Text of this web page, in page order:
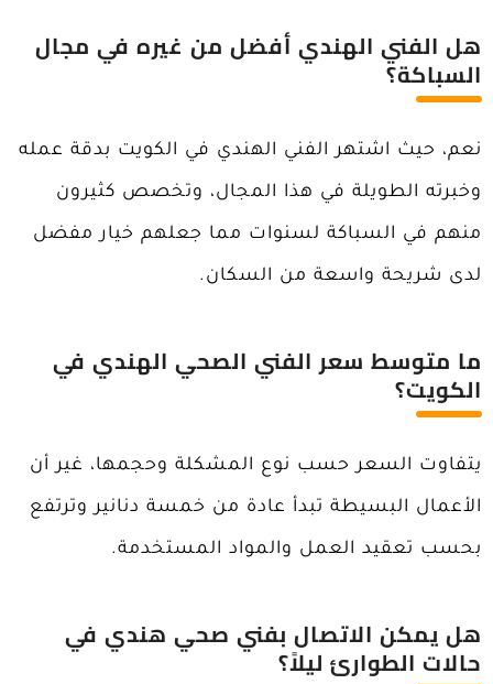
هل الفني الهندي أفضل من غيره في مجال
السباكة؟
نعم، حيث اشتهر الفني الهندي في الكويت بدقة عمله
وخبرته الطويلة في هذا المجال، وتخصص كثيرون
منهم في السباكة لسنوات مما جعلهم خيار مفضل
لدى شريحة واسعة من السكان.
ما متوسط سعر الفني الصحي الهندي في
الكويت؟
يتفاوت السعر حسب نوع المشكلة وحجمها، غير أن
الأعمال البسيطة تبدأ عادة من خمسة دنانير وترتفع
بحسب تعقيد العمل والمواد المستخدمة.
هل يمكن الاتصال بفني صحي هندي في
حالات الطوارئ ليلاً؟